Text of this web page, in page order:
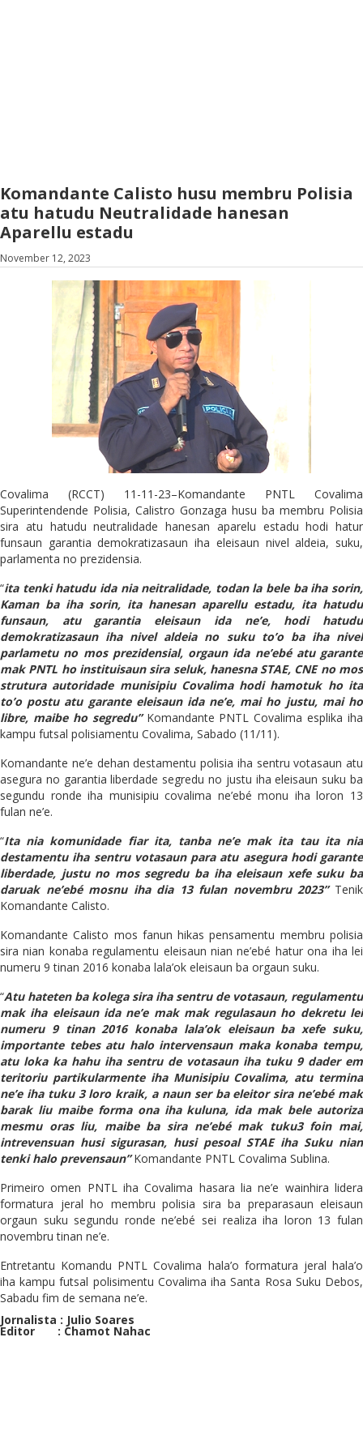
Komandante Calisto husu membru Polisia
atu hatudu Neutralidade hanesan
Aparellu estadu
November 12, 2023
Covalima (RCCT) 11-11-23–Komandante PNTL Covalima
Superintendende Polisia, Calistro Gonzaga husu ba membru Polisia
sira atu hatudu neutralidade hanesan aparelu estadu hodi hatur
funsaun garantia demokratizasaun iha eleisaun nivel aldeia, suku,
parlamenta no prezidensia.
“ita tenki hatudu ida nia neitralidade, todan la bele ba iha sorin,
Kaman ba iha sorin, ita hanesan aparellu estadu, ita hatudu
funsaun, atu garantia eleisaun ida ne’e, hodi hatudu
demokratizasaun iha nivel aldeia no suku to’o ba iha nivel
parlametu no mos prezidensial, orgaun ida ne’ebé atu garante
mak PNTL ho instituisaun sira seluk, hanesna STAE, CNE no mos
strutura autoridade munisipiu Covalima hodi hamotuk ho ita
to’o postu atu garante eleisaun ida ne’e, mai ho justu, mai ho
libre, maibe ho segredu”Komandante PNTL Covalima esplika iha
kampu futsal polisiamentu Covalima, Sabado (11/11).
Komandante ne’e dehan destamentu polisia iha sentru votasaun atu
asegura no garantia liberdade segredu no justu iha eleisaun suku ba
segundu ronde iha munisipiu covalima ne’ebé monu iha loron 13
fulan ne’e.
“Ita nia komunidade fiar ita, tanba ne’e mak ita tau ita nia
destamentu iha sentru votasaun para atu asegura hodi garante
liberdade, justu no mos segredu ba iha eleisaun xefe suku ba
daruak ne’ebé mosnu iha dia 13 fulan novembru 2023”Tenik
Komandante Calisto.
Komandante Calisto mos fanun hikas pensamentu membru polisia
sira nian konaba regulamentu eleisaun nian ne’ebé hatur ona iha lei
numeru 9 tinan 2016 konaba lala’ok eleisaun ba orgaun suku.
“Atu hateten ba kolega sira iha sentru de votasaun, regulamentu
mak iha eleisaun ida ne’e mak mak regulasaun ho dekretu lei
numeru 9 tinan 2016 konaba lala’ok eleisaun ba xefe suku,
importante tebes atu halo intervensaun maka konaba tempu,
atu loka ka hahu iha sentru de votasaun iha tuku 9 dader em
teritoriu partikularmente iha Munisipiu Covalima, atu termina
ne’e iha tuku 3 loro kraik, a naun ser ba eleitor sira ne’ebé mak
barak liu maibe forma ona iha kuluna, ida mak bele autoriza
mesmu oras liu, maibe ba sira ne’ebé mak tuku3 foin mai,
intrevensuan husi sigurasan, husi pesoal STAE iha Suku nian
tenki halo prevensaun”Komandante PNTL Covalima Sublina.
Primeiro omen PNTL iha Covalima hasara lia ne’e wainhira lidera
formatura jeral ho membru polisia sira ba preparasaun eleisaun
orgaun suku segundu ronde ne’ebé sei realiza iha loron 13 fulan
novembru tinan ne’e.
Entretantu Komandu PNTL Covalima hala’o formatura jeral hala’o
iha kampu futsal polisimentu Covalima iha Santa Rosa Suku Debos,
Sabadu fim de semana ne’e.
Jornalista : Julio Soares
Editor : Chamot Nahac